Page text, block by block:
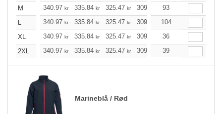
M
340.97 kr 335.84 kr 325.47 kr 309.97 294.47
93
L
340.97 kr 335.84 kr 325.47 kr 309.97 kr 294.47
104
XL
340.97 kr 335.84 kr 325.47 kr 309.97 294.47
36
2XL
340.97 kr 335.84 kr 325.47 kr 309.97 294.47
39
Marineblå / Rød